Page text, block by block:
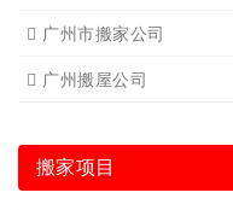
广州市搬家公司
广州搬屋公司
搬家项目